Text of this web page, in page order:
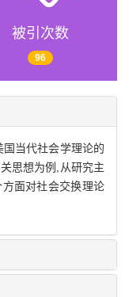
被引次数
96
当代社会学理论的
思想为例,从研究主
面对社会交换理论